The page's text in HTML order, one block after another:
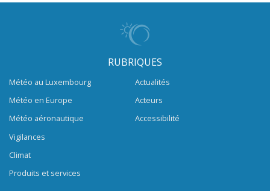
RUBRIQUES
Météo au Luxembourg
Météo en Europe
Météo aéronautique
Vigilances
Climat
Produits et services
Actualités
Acteurs
Accessibilité